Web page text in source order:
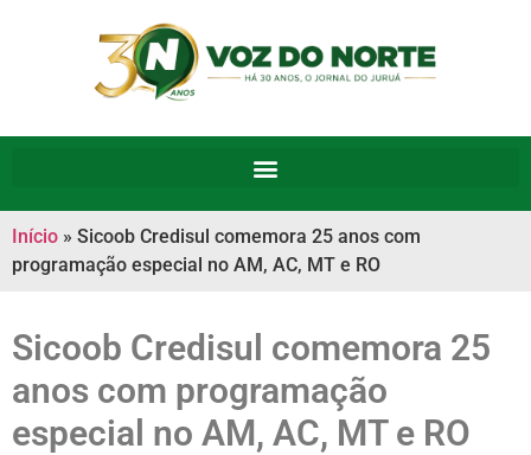
Início » Sicoob Credisul comemora 25 anos com
programação especial no AM, AC, MT e RO
Sicoob Credisul comemora 25
anos com programação
especial no AM, AC, MT e RO